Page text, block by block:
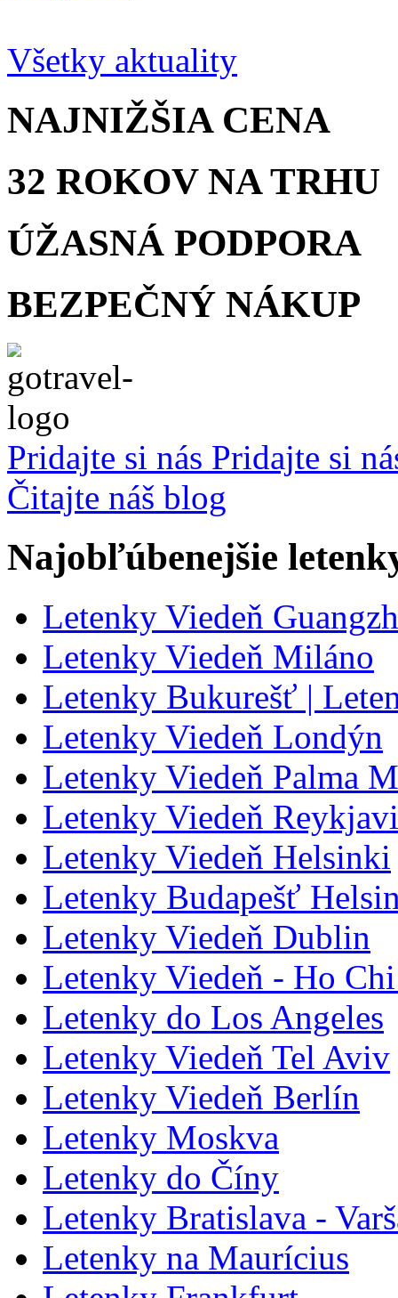
Všetky aktuality
NAJNIŽŠIA CENA
32 ROKOV NA TRHU
ÚŽASNÁ PODPORA
BEZPEČNÝ NÁKUP
Pridajte si nás Pridajte si
Čitajte náš blog
Najobľúbenejšie
Letenky Viedeň
Letenky Viedeň Miláno
Letenky Bukurešť |
Letenky Viedeň Londýn
Letenky Viedeň Palma
Letenky Viedeň
Letenky Viedeň Helsinki
Letenky Budapešť
Letenky Viedeň Dublin
Letenky Viedeň - Ho
Letenky do Los Angeles
Letenky Viedeň Tel Aviv
Letenky Viedeň Berlín
Letenky Moskva
Letenky do Číny
Letenky Bratislava -
Letenky na Maurícius